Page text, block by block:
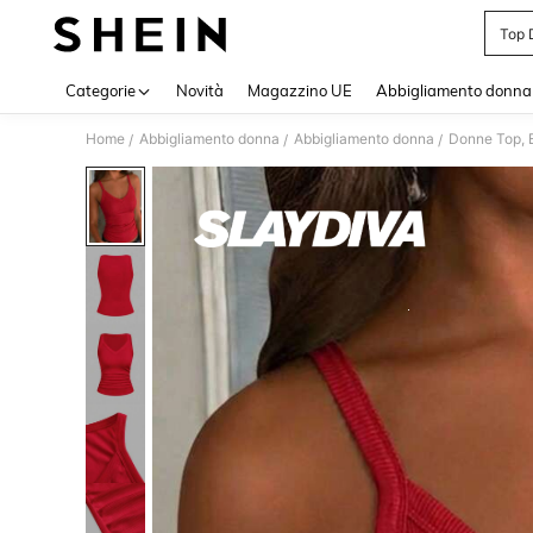
Top
Categorie Novità Magazzino UE Abbigliamento donna
Home / Abbigliamento donna / Abbigliamento donna / Donne Top,